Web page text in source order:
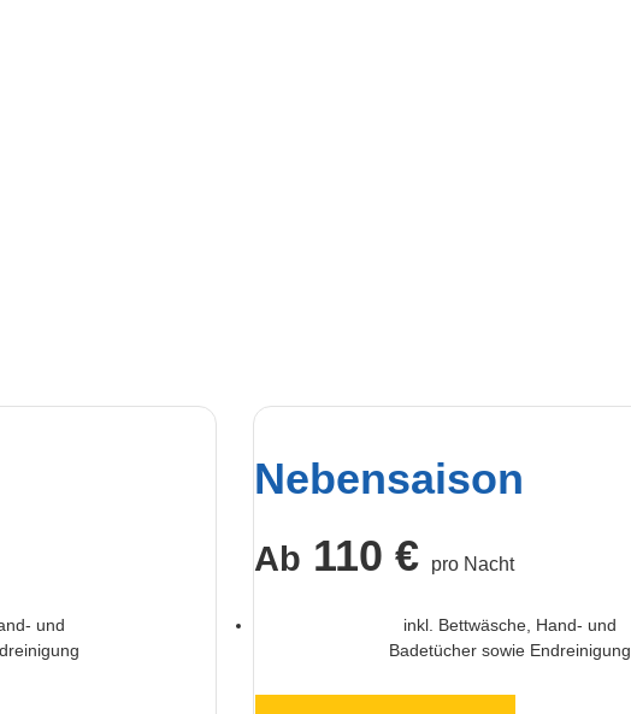
und
Nebensaison
Ab 110 € pro Nacht
inkl. Bettwäsche, Hand- und
Badetücher sowie Endreinigung